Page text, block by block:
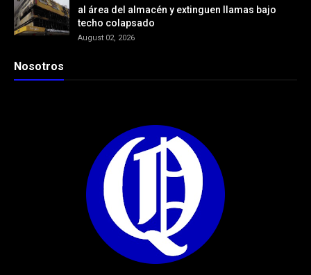
al área del almacén y extinguen llamas bajo
techo colapsado
August 02, 2026
Nosotros